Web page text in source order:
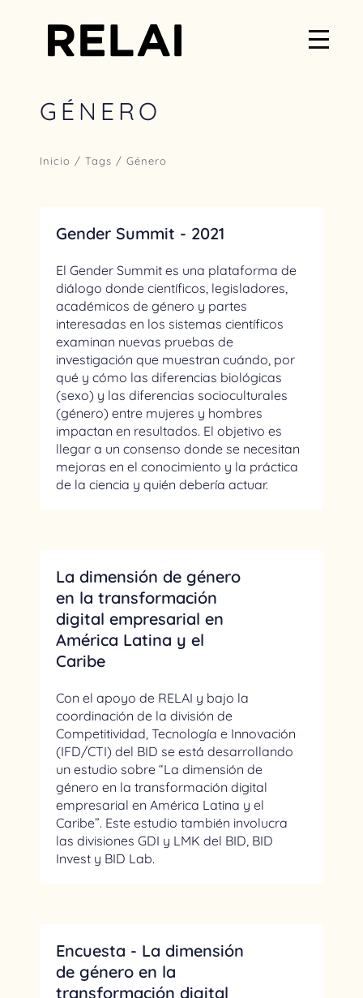
GÉNERO
Inicio / Tags / Género
Gender Summit - 2021
El Gender Summit es una plataforma de
diálogo donde científicos, legisladores,
académicos de género y partes
interesadas en los sistemas científicos
examinan nuevas pruebas de
investigación que muestran cuándo, por
qué y cómo las diferencias biológicas
(sexo) y las diferencias socioculturales
(género) entre mujeres y hombres
impactan en resultados. El objetivo es
llegar a un consenso donde se necesitan
mejoras en el conocimiento y la práctica
de la ciencia y quién debería actuar.
La dimensión de género
en la transformación
digital empresarial en
América Latina y el
Caribe
Con el apoyo de RELAI y bajo la
coordinación de la división de
Competitividad, Tecnología e Innovación
(IFD/CTI) del BID se está desarrollando
un estudio sobre “La dimensión de
género en la transformación digital
empresarial en América Latina y el
Caribe”. Este estudio también involucra
las divisiones GDI y LMK del BID, BID
Invest y BID Lab.
Encuesta - La dimensión
de género en la
transformación digital